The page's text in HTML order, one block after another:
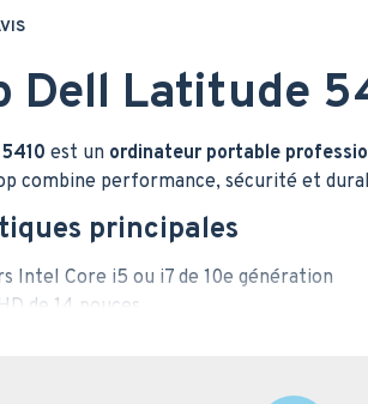
Dell Latitude
est un ordinateur portable
combine performance, sécurité et
principales
Intel Core i5 ou i7 de 10e génération
de 14 pouces
complète : Wi-Fi, Bluetooth, USB-C,